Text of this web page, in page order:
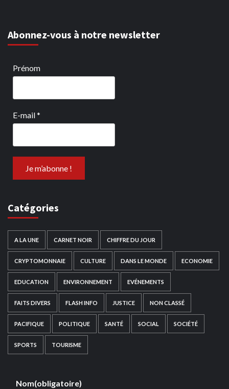
Abonnez-vous à notre newsletter
Prénom
E-mail*
Catégories
A LA UNE CARNET NOIR CHIFFRE DU JOUR
CRYPTOMONNAIE CULTURE DANS LE MONDE ECONOMIE
EDUCATION ENVIRONNEMENT EVÉNEMENTS
FAITS DIVERS FLASH INFO JUSTICE NON CLASSÉ
PACIFIQUE POLITIQUE SANTÉ SOCIAL SOCIÉTÉ
SPORTS TOURISME
Nom(obligatoire)